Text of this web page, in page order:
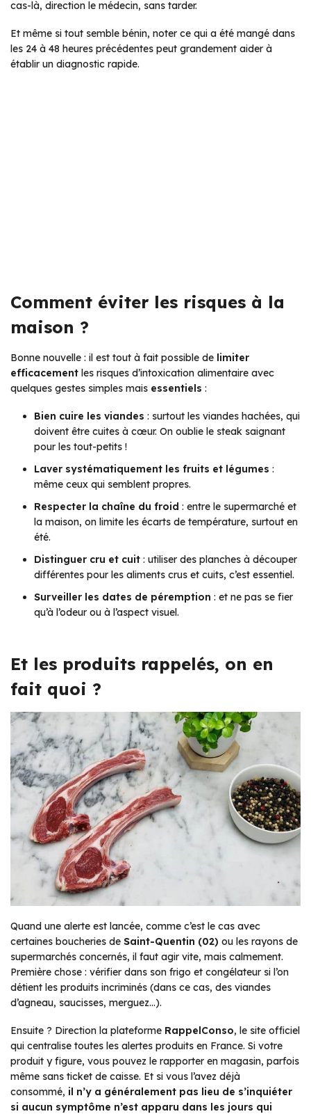
cas-là, direction le médecin, sans tarder.
Et même si tout semble bénin, noter ce qui a été mangé dans
les 24 à 48 heures précédentes peut grandement aider à
établir un diagnostic rapide.
Comment éviter les risques à la
maison ?
Bonne nouvelle : il est tout à fait possible de limiter
efficacement les risques d’intoxication alimentaire avec
quelques gestes simples mais essentiels :
Bien cuire les viandes : surtout les viandes hachées, qui
doivent être cuites à cœur. On oublie le steak saignant
pour les tout-petits !
Laver systématiquement les fruits et légumes :
même ceux qui semblent propres.
Respecter la chaîne du froid : entre le supermarché et
la maison, on limite les écarts de température, surtout en
été.
Distinguer cru et cuit : utiliser des planches à découper
différentes pour les aliments crus et cuits, c’est essentiel.
Surveiller les dates de péremption : et ne pas se fier
qu’à l’odeur ou à l’aspect visuel.
Et les produits rappelés, on en
fait quoi ?
Quand une alerte est lancée, comme c’est le cas avec
certaines boucheries de Saint-Quentin (02) ou les rayons de
supermarchés concernés, il faut agir vite, mais calmement.
Première chose : vérifier dans son frigo et congélateur si l’on
détient les produits incriminés (dans ce cas, des viandes
d’agneau, saucisses, merguez…).
Ensuite ? Direction la plateforme RappelConso, le site officiel
qui centralise toutes les alertes produits en France. Si votre
produit y figure, vous pouvez le rapporter en magasin, parfois
même sans ticket de caisse. Et si vous l’avez déjà
consommé, il n’y a généralement pas lieu de s’inquiéter
si aucun symptôme n’est apparu dans les jours qui